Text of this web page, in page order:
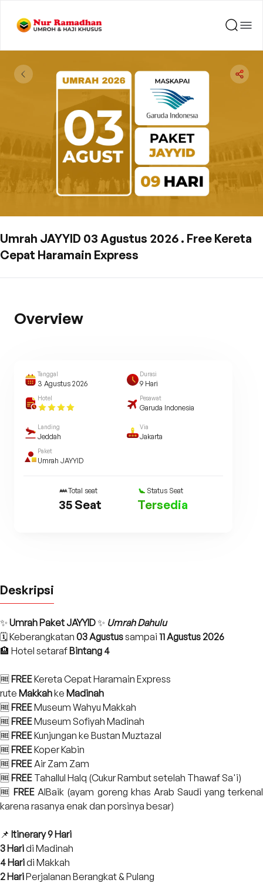
Umrah JAYYID 03 Agustus 2026 . Free Kereta
Cepat Haramain Express
Overview
Tanggal
3 Agustus 2026
Durasi
9 Hari
Hotel Pesawat
Garuda Indonesia
Landing
Jeddah
Via
Jakarta
Paket
Umrah JAYYID
Total seat
35 Seat
Status Seat
Tersedia
Deskripsi
✨ Umrah Paket JAYYID✨ Umrah Dahulu
🗓️ Keberangkatan 03 Agustussampai 11 Agustus 2026
🏨 Hotel setaraf Bintang 4
🆓 FREEKereta Cepat Haramain Express
rute Makkahke Madinah
🆓 FREEMuseum Wahyu Makkah
🆓 FREEMuseum Sofiyah Madinah
🆓 FREEKunjungan ke Bustan Muztazal
🆓 FREEKoper Kabin
🆓 FREEAir Zam Zam
🆓 FREE Tahallul Halq (Cukur Rambut setelah Thawaf Sa'i)
🆓 FREEAlBaik (ayam goreng khas Arab Saudi yang terkenal
karena rasanya enak dan porsinya besar)
📌 Itinerary 9 Hari
3 Haridi Madinah
4 Haridi Makkah
2 HariPerjalanan Berangkat & Pulang